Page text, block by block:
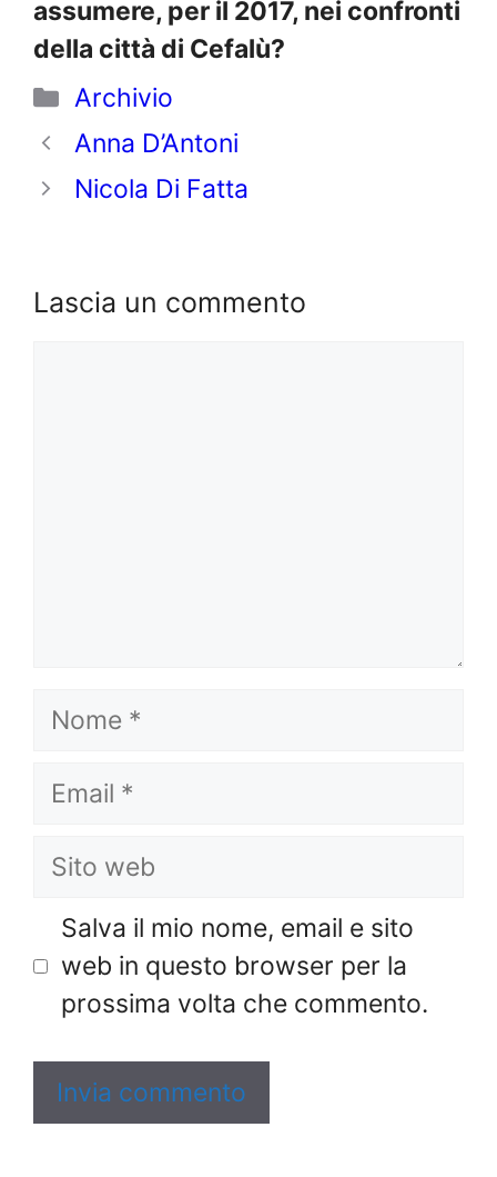
assumere, per il 2017, nei confronti
della città di Cefalù?
Categorie
Archivio
Anna D’Antoni
Nicola Di Fatta
Lascia un commento
Nome
Email
Sito
Salva il mio nome, email e sito
web in questo browser per la
prossima volta che commento.